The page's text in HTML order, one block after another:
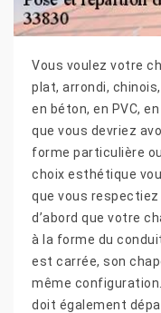
Vous voulez votre
plat, arrondi,
en béton, en PVC,
que vous devriez
forme particulière
choix esthétique
que vous
d’abord que votre
à la forme du
est carrée, son
même
doit également